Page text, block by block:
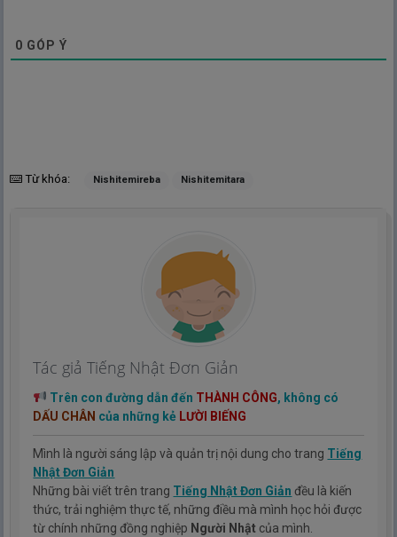
0 GÓP Ý
Từ khóa: Nishitemireba Nishitemitara
Tác giả Tiếng Nhật Đơn Giản
Trên con đường dẫn đến THÀNH CÔNG, không có
DẤU CHÂN của những kẻ LƯỜI BIẾNG
Mình là người sáng lập và quản trị nội dung cho trang Tiếng
Nhật Đơn Giản
Những bài viết trên trang Tiếng Nhật Đơn Giản đều là kiến
thức, trải nghiệm thực tế, những điều mà mình học hỏi được
từ chính những đồng nghiệp Người Nhật của mình.